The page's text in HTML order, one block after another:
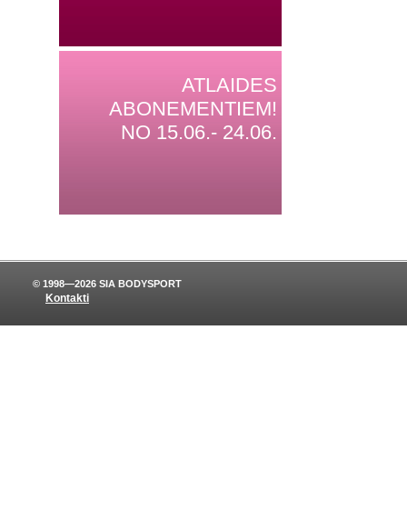
ATLAIDES
ABONEMENTIEM!
NO 15.06.- 24.06.
Kontakti
© 1998—2026 SIA BODYSPORT